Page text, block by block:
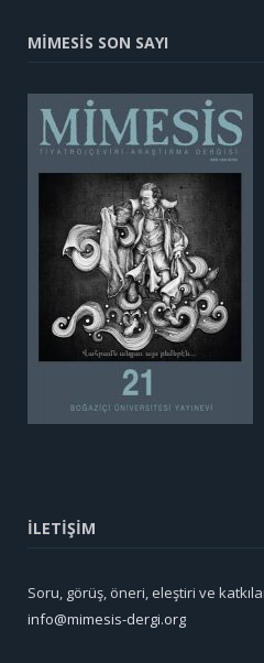
MİMESİS SON SAYI
İLETİŞİM
Soru, görüş, öneri, eleştiri ve
info@mimesis-dergi.org